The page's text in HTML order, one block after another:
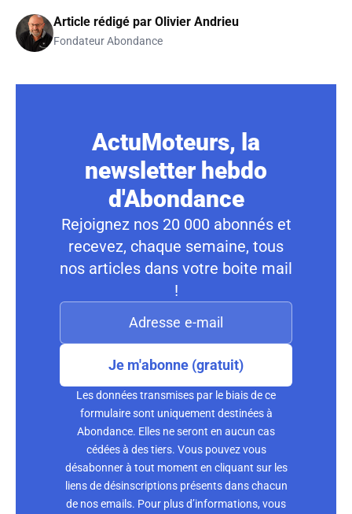
Article rédigé par Olivier Andrieu
Fondateur Abondance
ActuMoteurs, la
newsletter hebdo
d'Abondance
Rejoignez nos 20 000 abonnés et
recevez, chaque semaine, tous
nos articles dans votre boite mail
!
Je m'abonne (gratuit)
Les données transmises par le biais de ce
formulaire sont uniquement destinées à
Abondance. Elles ne seront en aucun cas
cédées à des tiers. Vous pouvez vous
désabonner à tout moment en cliquant sur les
liens de désinscriptions présents dans chacun
de nos emails. Pour plus d’informations, vous